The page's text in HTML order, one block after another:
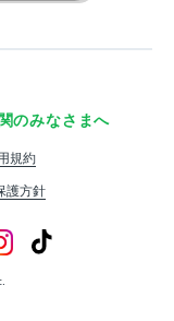
のみなさまへ
規約
護方針